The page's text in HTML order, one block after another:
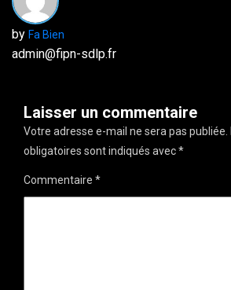
by Fa Bien
admin@fipn-sdlp.fr
Laisser un commentaire
Votre adresse e-mail ne sera pas publiée.
obligatoires sont indiqués avec*
Commentaire *